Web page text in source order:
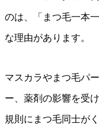
のは、「まつ毛一本
な理由があります。
マスカラやまつ毛パ
ー、薬剤の影響を受
規則にまつ毛同士が